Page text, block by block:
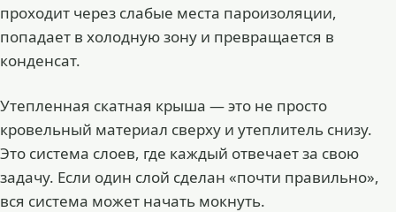
проходит через слабые места пароизоляции,
попадает в холодную зону и превращается в
конденсат.
Утепленная скатная крыша — это не просто
кровельный материал сверху и утеплитель снизу.
Это система слоев, где каждый отвечает за свою
задачу. Если один слой сделан «почти правильно»,
вся система может начать мокнуть.